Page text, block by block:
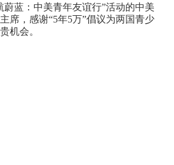
蔚蓝：中美青年友谊行”活动的中美
席，感谢“5年5万”倡议为两国青少
机会。